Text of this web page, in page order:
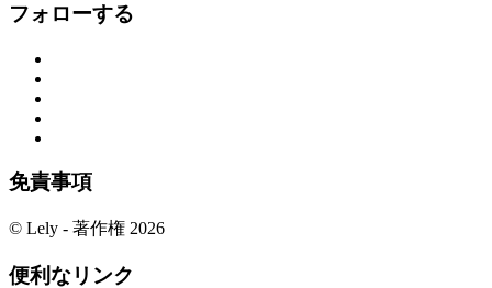
フォローする
免責事項
© Lely - 著作権 2026
便利なリンク